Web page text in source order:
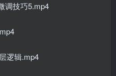
调技巧5.mp4
逻辑.mp4